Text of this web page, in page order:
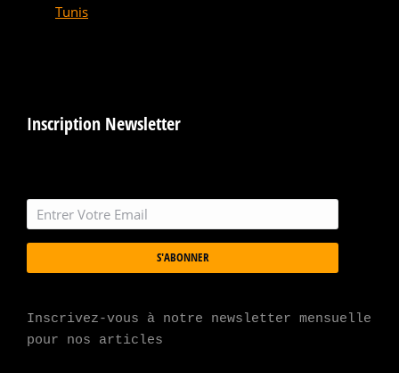
Tunis
Inscription Newsletter
S'ABONNER
Inscrivez-vous à notre newsletter mensuelle
pour nos articles